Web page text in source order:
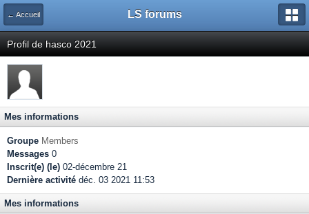
← Accueil LS forums
Profil de hasco 2021
Mes informations
Groupe Members
Messages 0
Inscrit(e) (le) 02-décembre 21
Dernière activité déc. 03 2021 11:53
Mes informations